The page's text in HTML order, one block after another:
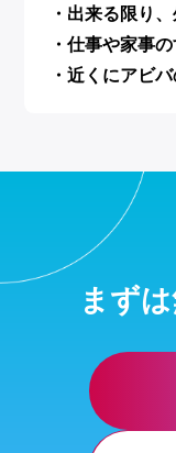
・出来る限り
・仕事や家事
・近くにアビ
まず